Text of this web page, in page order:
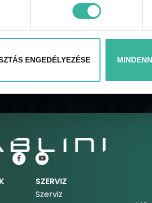
ENGEDÉLYEZÉSE
SZERVIZ
Szerviz